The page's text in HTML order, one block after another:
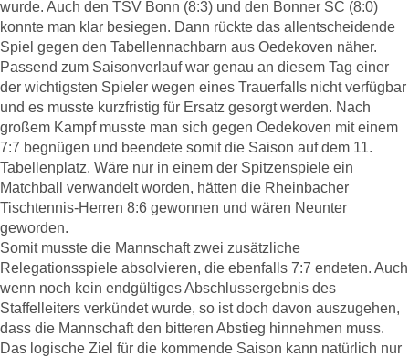
wurde. Auch den TSV Bonn (8:3) und den Bonner SC (8:0)
konnte man klar besiegen. Dann rückte das allentscheidende
Spiel gegen den Tabellennachbarn aus Oedekoven näher.
Passend zum Saisonverlauf war genau an diesem Tag einer
der wichtigsten Spieler wegen eines Trauerfalls nicht verfügbar
und es musste kurzfristig für Ersatz gesorgt werden. Nach
großem Kampf musste man sich gegen Oedekoven mit einem
7:7 begnügen und beendete somit die Saison auf dem 11.
Tabellenplatz. Wäre nur in einem der Spitzenspiele ein
Matchball verwandelt worden, hätten die Rheinbacher
Tischtennis-Herren 8:6 gewonnen und wären Neunter
geworden.
Somit musste die Mannschaft zwei zusätzliche
Relegationsspiele absolvieren, die ebenfalls 7:7 endeten. Auch
wenn noch kein endgültiges Abschlussergebnis des
Staffelleiters verkündet wurde, so ist doch davon auszugehen,
dass die Mannschaft den bitteren Abstieg hinnehmen muss.
Das logische Ziel für die kommende Saison kann natürlich nur